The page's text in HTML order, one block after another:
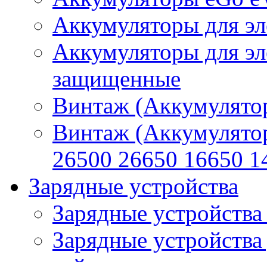
Аккумуляторы для
Аккумуляторы для
защищенные
Винтаж
Винтаж
26500 26650 16650
Зарядные устройства
Зарядные
Зарядные